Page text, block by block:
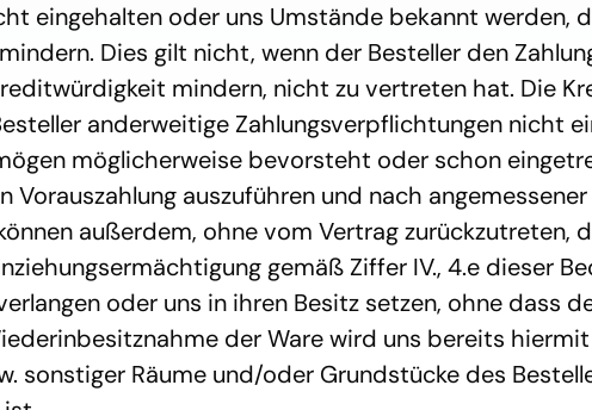
eingehalten oder uns Umstände bekannt werden,
Dies gilt nicht, wenn der Besteller den
mindern, nicht zu vertreten hat. Die
anderweitige Zahlungsverpflichtungen nicht
möglicherweise bevorsteht oder schon
Vorauszahlung auszuführen und nach
außerdem, ohne vom Vertrag
gemäß Ziffer IV., 4.e dieser
oder uns in ihren Besitz setzen, ohne dass
der Ware wird uns bereits
sonstiger Räume und/oder Grundstücke des